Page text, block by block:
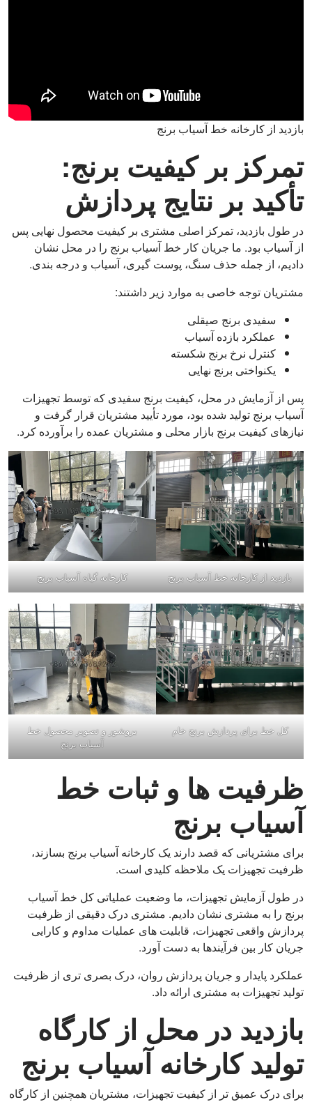
بازدید از کارخانه خط آسیاب برنج
تمرکز بر کیفیت برنج:
تأکید بر نتایج پردازش
در طول بازدید، تمرکز اصلی مشتری بر کیفیت محصول نهایی پس
از آسیاب بود. ما جریان کار خط آسیاب برنج را در محل نشان
دادیم، از جمله حذف سنگ، پوست گیری، آسیاب و درجه بندی.
مشتریان توجه خاصی به موارد زیر داشتند:
سفیدی برنج صیقلی
عملکرد بازده آسیاب
کنترل نرخ برنج شکسته
یکنواختی برنج نهایی
پس از آزمایش در محل، کیفیت برنج سفیدی که توسط تجهیزات
آسیاب برنج تولید شده بود، مورد تأیید مشتریان قرار گرفت و
نیازهای کیفیت برنج بازار محلی و مشتریان عمده را برآورده کرد.
بازدید از کارخانه خط آسیاب برنج کارخانه گیاه آسیاب برنج
کل خط برای پردازش برنج خام
بروشور و تصویر محصول خط
آسیاب برنج
ظرفیت ها و ثبات خط
آسیاب برنج
برای مشتریانی که قصد دارند یک کارخانه آسیاب برنج بسازند،
ظرفیت تجهیزات یک ملاحظه کلیدی است.
در طول آزمایش تجهیزات، ما وضعیت عملیاتی کل خط آسیاب
برنج را به مشتری نشان دادیم. مشتری درک دقیقی از ظرفیت
پردازش واقعی تجهیزات، قابلیت های عملیات مداوم و کارایی
جریان کار بین فرآیندها به دست آورد.
عملکرد پایدار و جریان پردازش روان، درک بصری تری از ظرفیت
تولید تجهیزات به مشتری ارائه داد.
بازدید در محل از کارگاه
تولید کارخانه آسیاب برنج
برای درک عمیق تر از کیفیت تجهیزات، مشتریان همچنین از کارگاه